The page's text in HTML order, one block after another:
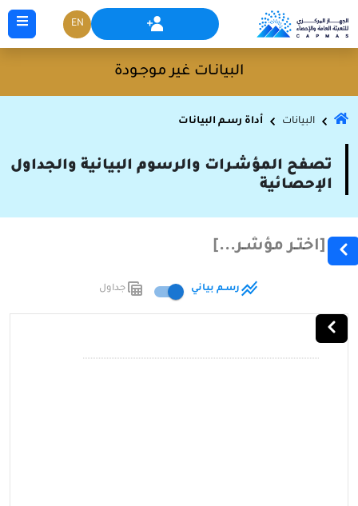
EN
البيانـات غير موجـودة
البيانات أداة رسـم البيانات
تصفح المؤشـرات والرسوم البيانية والجداول
الإحصائية
[اختـر مؤشـر...]
رسـم بياني جداول